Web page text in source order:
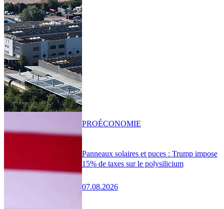
Panneaux solaires et puces : Trump impose
15% de taxes sur le polysilicium
07.08.2026
PROÉCONOMIE